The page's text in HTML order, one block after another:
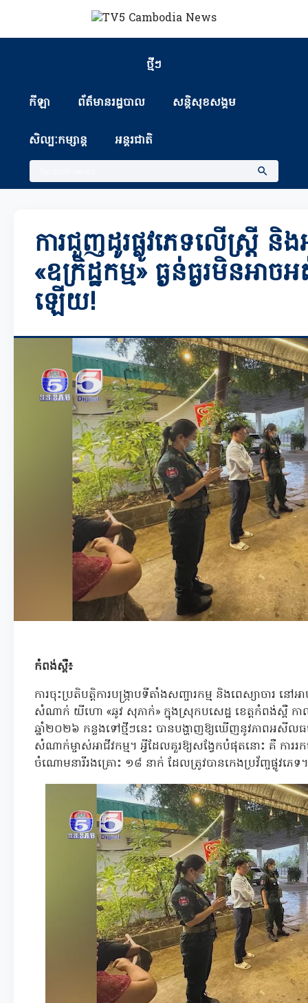
ថ្មីៗ
កីឡា ព័ត៏មានរដ្ឋបាល សន្តិសុខសង្គម
សិល្បៈកម្សាន្ត អន្តរជាតិ
ការជួញដូរផ្លូវភេទលើស្ត្រី
«ឧក្រិដ្ឋកម្ម» ធ្ងន់ធ្ងរមិនអា
ឡើយ!
កំពង់ស្ពឺ៖
ការចុះប្រតិបត្តិការបង្ក្រាបទីតាំងសញ្ចារកម្ម និងពេស្យាចារ ន
សំណាក់ យីហោ «ឆូវ សុភាក់» ក្នុងស្រុកបសេដ្ឋ ខេត្តកំពង់ស្ពឺ កា
ឆ្នាំ២០២៦ កន្លងទៅថ្មីៗនេះ បានបង្ហាញឱ្យឃើញនូវភាពអសីល
សំណាក់ម្ចាស់អាជីវកម្ម។ អ្វីដែលគួរឱ្យសង្វែកបំផុតនោះ គឺ កា
ចំណោមនារីរងគ្រោះ ១៨ នាក់ ដែលត្រូវបានកេងប្រវ័ញ្ចផ្លូវភេទ។